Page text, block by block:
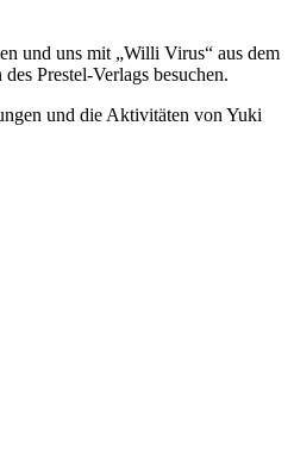
und uns mit „Willi Virus“ aus dem
Prestel-Verlags besuchen.
und die Aktivitäten von Yuki